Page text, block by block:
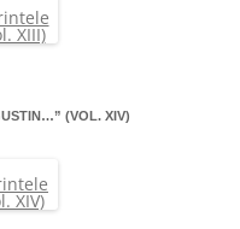
(VOL. XIV)